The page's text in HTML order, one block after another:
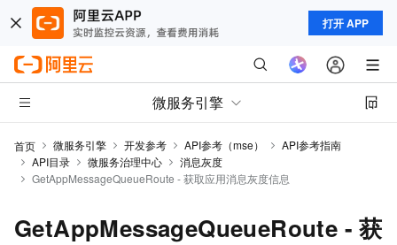
打开 APP
微服务引擎
首页 微服务引擎 开发参考 API参考（mse）
API参考指南
API目录
微服务治理中心
消息灰度
GetAppMessageQueueRoute - 获取应用消息灰度信息
GetAppMessageQueueRoute - 获